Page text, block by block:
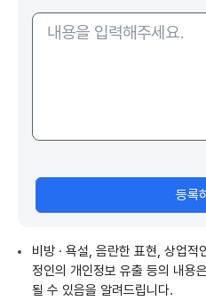
등록
비방 · 욕설, 음란한 표현, 상업
정인의 개인정보 유출 등의 내용
될 수 있음을 알려드립니다.